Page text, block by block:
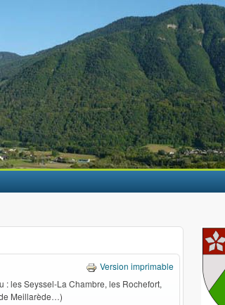
Version imprimable
les Seyssel-La Chambre, les Rochefort,
Meillarède…)